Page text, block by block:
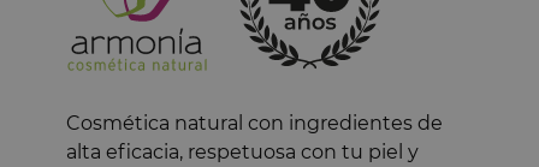
Cosmética natural con ingredientes de
alta eficacia, respetuosa con tu piel y